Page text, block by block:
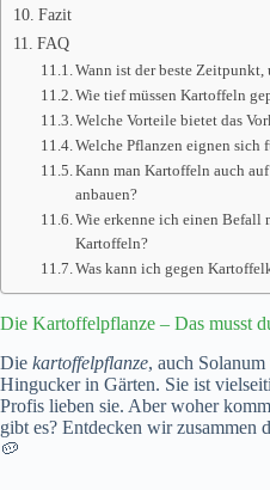
Fazit
FAQ
Wann ist der beste
Wie tief müssen Kartoffeln
Welche Vorteile bietet das
Welche Pflanzen eignen
Kann man Kartoffeln auch
anbauen?
Wie erkenne ich einen
Kartoffeln?
Was kann ich gegen
Die Kartoffelpflanze – Das musst
Die kartoffelpflanze, auch
Hingucker in Gärten. Sie ist
Profis lieben sie. Aber woher
gibt es? Entdecken wir zusammen
🥔